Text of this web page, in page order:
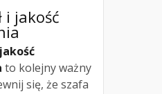
i jakość
to kolejny ważny
się, że szafa